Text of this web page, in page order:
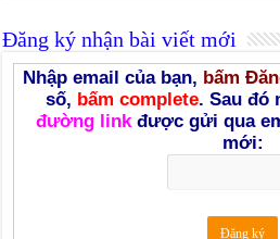
Đăng ký nhận bài viết mới
Nhập email của bạn, bấm
số, bấm complete. Sau đó
đường linkđược gửi qua
mới: